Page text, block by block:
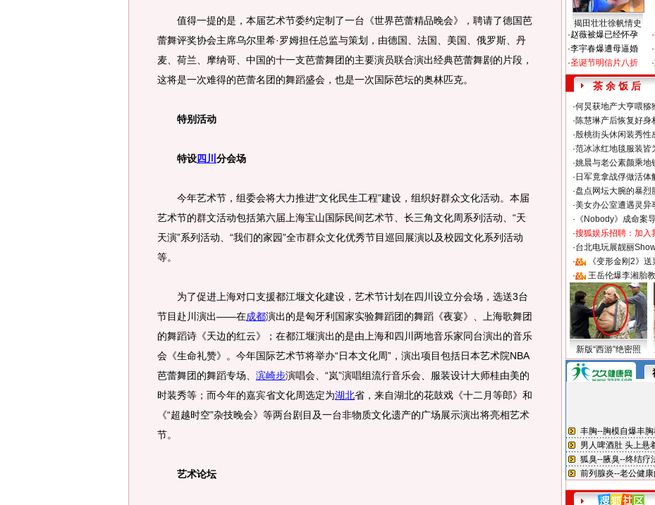
值得一提的是，本届艺术节委约定制了一台《世界芭蕾精品晚会》，聘请了德国芭
蕾舞评奖协会主席乌尔里希·罗姆担任总监与策划，由德国、法国、美国、俄罗斯、丹
麦、荷兰、摩纳哥、中国的十一支芭蕾舞团的主要演员联合演出经典芭蕾舞剧的片段，
这将是一次难得的芭蕾名团的舞蹈盛会，也是一次国际芭坛的奥林匹克。
特别活动
特设四川 分会场
今年艺术节，组委会将大力推进“文化民生工程”建设，组织好群众文化活动。本届
艺术节的群文活动包括第六届上海宝山国际民间艺术节、长三角文化周系列活动、“天
天演”系列活动、“我们的家园”全市群众文化优秀节目巡回展演以及校园文化系列活动
等。
为了促进上海对口支援都江堰文化建设，艺术节计划在四川设立分会场，选送3台
节目赴川演出——在成都演出的是匈牙利国家实验舞蹈团的舞蹈《夜宴》、上海歌舞团
的舞蹈诗《天边的红云》；在都江堰演出的是由上海和四川两地音乐家同台演出的音乐
会《生命礼赞》。今年国际艺术节将举办“日本文化周”，演出项目包括日本艺术院NBA
芭蕾舞团的舞蹈专场、 滨崎步演唱会、“岚”演唱组流行音乐会、服装设计大师桂由美的
时装秀等；而今年的嘉宾省文化周选定为湖北省，来自湖北的花鼓戏《十二月等郎》和
《“超越时空”杂技晚会》等两台剧目及一台非物质文化遗产的广场展示演出将亮相艺术
节。
艺术论坛
揭田壮壮徐帆情史
·赵薇被爆已经怀孕
·李宇春爆遭母逼婚
·圣诞节明信片八折
·
·
·
茶 余 饭 后
·何炅获地产大亨喂猕
·陈慧琳产后恢复好身
·殷桃街头休闲装秀性
·范冰冰红地毯服装皆
·姚晨与老公素颜乘地
· 日军竟拿战俘做活体
·盘点网坛大腕的暴烈
·美女办公室遭遇灵异
· 《Nobody》成命案
·搜狐娱乐招聘：加入
·台北电玩展靓丽
·
《变形金刚2》送
·
王岳伦爆李湘胎教
新版“西游”绝密照